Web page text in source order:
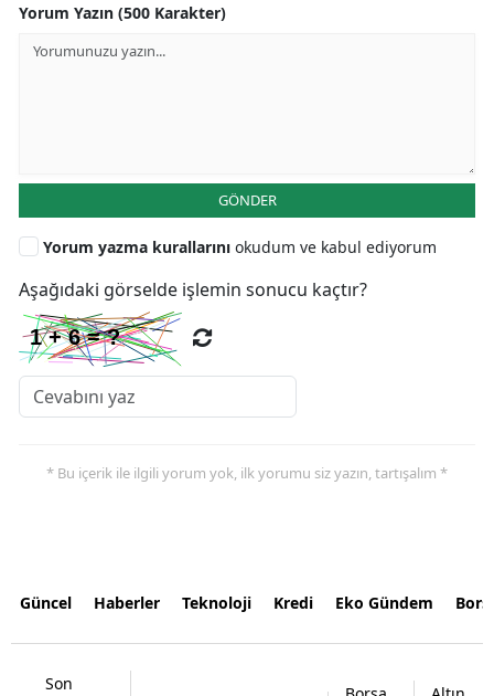
Yorum Yazın (500 Karakter)
GÖNDER
Yorum yazma kurallarını okudum ve kabul ediyorum
Aşağıdaki görselde işlemin sonucu kaçtır?
* Bu içerik ile ilgili yorum yok, ilk yorumu siz yazın, tartışalım *
Güncel Haberler Teknoloji Kredi Eko Gündem
Son